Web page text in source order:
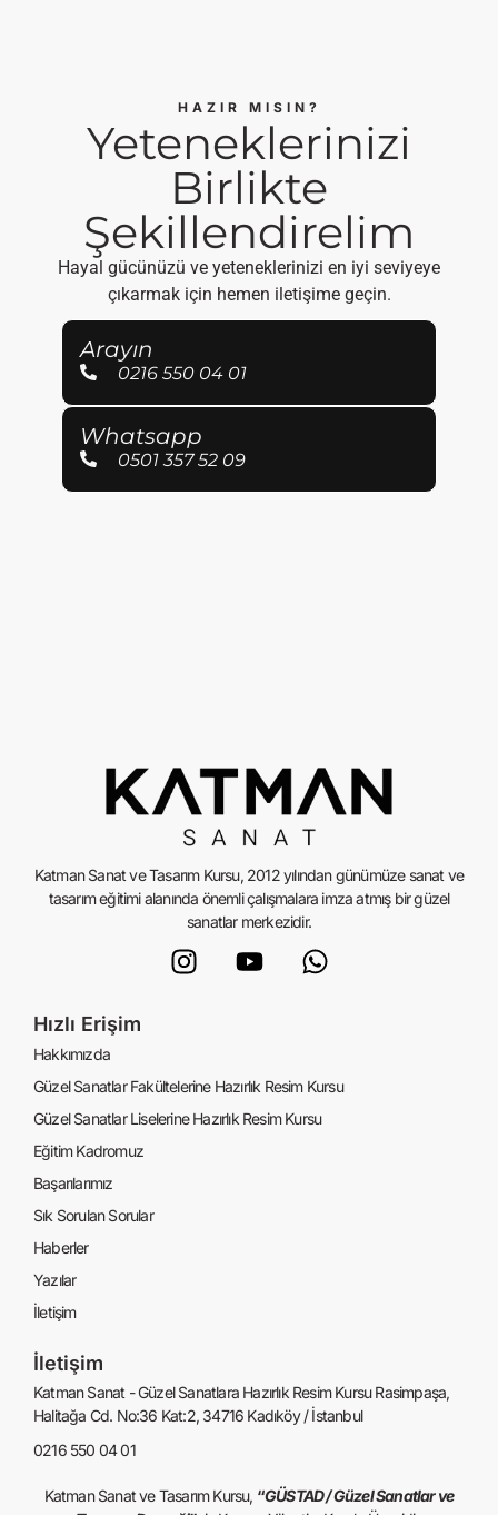
HAZIR MISIN?
Yeteneklerinizi
Birlikte
Şekillendirelim
Hayal gücünüzü ve yeteneklerinizi en iyi seviyeye
çıkarmak için hemen iletişime geçin.
Arayın
0216 550 04 01
Whatsapp
0501 357 52 09
Katman Sanat ve Tasarım Kursu, 2012 yılından günümüze sanat ve
tasarım eğitimi alanında önemli çalışmalara imza atmış bir güzel
sanatlar merkezidir.
Hızlı Erişim
Hakkımızda
Güzel Sanatlar Fakültelerine Hazırlık Resim Kursu
Güzel Sanatlar Liselerine Hazırlık Resim Kursu
Eğitim Kadromuz
Başarılarımız
Sık Sorulan Sorular
Haberler
Yazılar
İletişim
İletişim
Katman Sanat - Güzel Sanatlara Hazırlık Resim Kursu Rasimpaşa,
Halitağa Cd. No:36 Kat:2, 34716 Kadıköy / İstanbul
0216 550 04 01
Katman Sanat ve Tasarım Kursu, “GÜSTAD / Güzel Sanatlar ve